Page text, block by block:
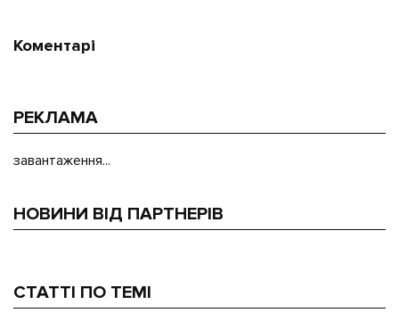
Коментарі
РЕКЛАМА
завантаження...
НОВИНИ ВІД ПАРТНЕРІВ
СТАТТІ ПО ТЕМІ